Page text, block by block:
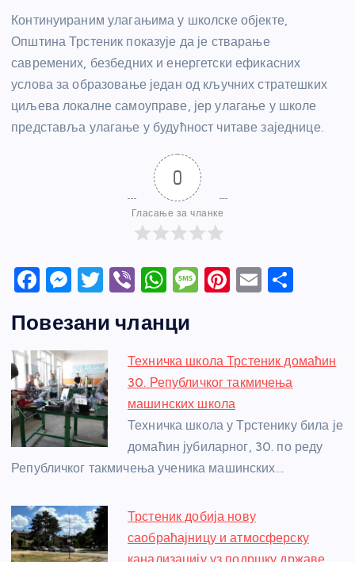
Континуираним улагањима у школске објекте,
Општина Трстеник показује да је стварање
савремених, безбедних и енергетски ефикасних
услова за образовање један од кључних стратешких
циљева локалне самоуправе, јер улагање у школе
представља улагање у будућност читаве заједнице.
0
Гласање за чланке
F
c
e
b
o
o
k
M
ss
e
n
g
er
T
itt
er
Vi
er
W
at
s
A
p
p
M
a
g
e
Pi
e
st
E
e
Повезани чланци
Техничка школа Трстеник домаћин
30. Републичког такмичења
машинских школа
Техничка школа у Трстенику била је
домаћин јубиларног, 30. по реду
Републичког такмичења ученика машинских…
Трстеник добија нову
саобраћајницу и атмосферску